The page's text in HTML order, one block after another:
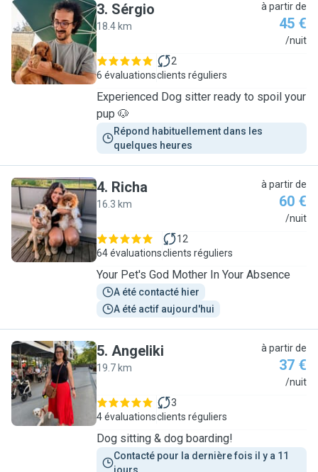
S
3. Sérgio
18.4 km
à partir de
45 €
/nuit
6 évaluations
2
clients réguliers
Experienced Dog sitter ready to spoil your
pup 🐶
Répond habituellement dans les
quelques heures
R
4. Richa
16.3 km
à partir de
60 €
/nuit
64 évaluations
12
clients réguliers
Your Pet's God Mother In Your Absence
A été contacté hier
A été actif aujourd'hui
A
5. Angeliki
19.7 km
à partir de
37 €
/nuit
4 évaluations
3
clients réguliers
Dog sitting & dog boarding!
Contacté pour la dernière fois il y a 11